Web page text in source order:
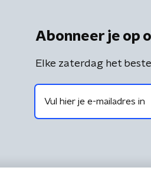
Abonneer je op
Elke zaterdag het